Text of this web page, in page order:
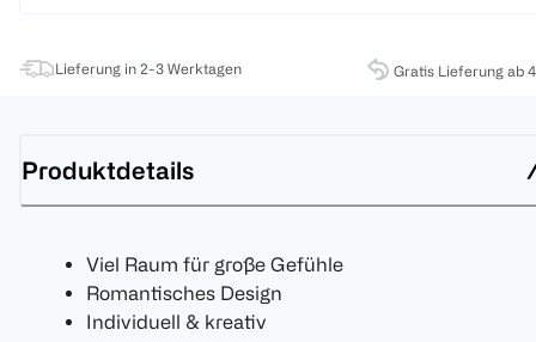
Lieferung in 2-3 Werktagen Gratis Lieferung ab
Produktdetails
Viel Raum für große Gefühle
Romantisches Design
Individuell & kreativ